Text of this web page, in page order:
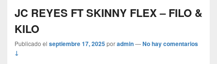
JC REYES FT SKINNY FLEX – FILO &
KILO
Publicado el septiembre 17, 2025poradmin—No hay comentarios
↓